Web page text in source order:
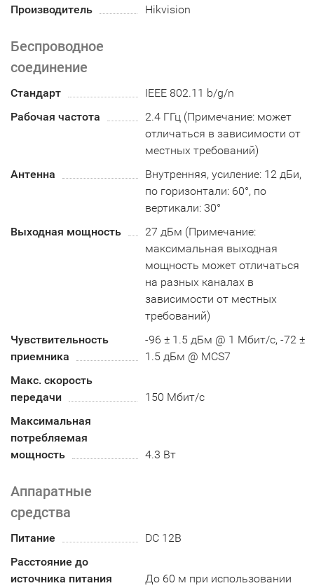
Производитель Hikvision
Беспроводное
соединение
Стандарт
IEEE 802.11 b/g/n
Рабочая частота
2.4 ГГц (Примечание: может
отличаться в зависимости от
местных требований)
Антенна
Внутренняя, усиление: 12 дБи,
по горизонтали: 60°, по
вертикали: 30°
Выходная мощность
27 дБм (Примечание:
максимальная выходная
мощность может отличаться
на разных каналах в
зависимости от местных
требований)
Чувствительность
приемника
-96 ± 1.5 дБм @ 1 Мбит/с, -72 ±
1.5 дБм @ MCS7
Макс. скорость
передачи
150 Мбит/с
Максимальная
потребляемая
мощность
4.3 Вт
Аппаратные
средства
Питание
DC 12В
Расстояние до
источника питания
До 60 м при использовании